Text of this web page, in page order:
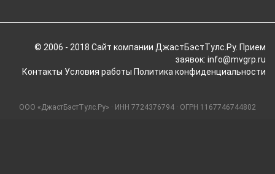
© 2006 - 2018 Cайт компании ДжастБэстТулс.Ру. Прием
заявок: info@mvgrp.ru
Контакты Условия работы Политика конфиденциальности
ООО «ДжастБэстТулс.Ру» · ИНН 7724376794 · ОГРН 1167746744802